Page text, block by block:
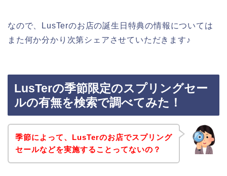
なので、LusTerのお店の誕生日特典の情報については
また何か分かり次第シェアさせていただきます♪
LusTerの季節限定のスプリングセー
ルの有無を検索で調べてみた！
季節によって、LusTerのお店でスプリング
セールなどを実施することってないの？